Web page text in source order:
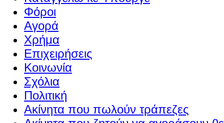
Φόροι
Αγορά
Χρήμα
Επιχειρήσεις
Κοινωνία
Σχόλια
Πολιτική
Ακίνητα που πωλούν τράπεζες